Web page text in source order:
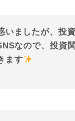
いましたが、投
なので、投資
ます